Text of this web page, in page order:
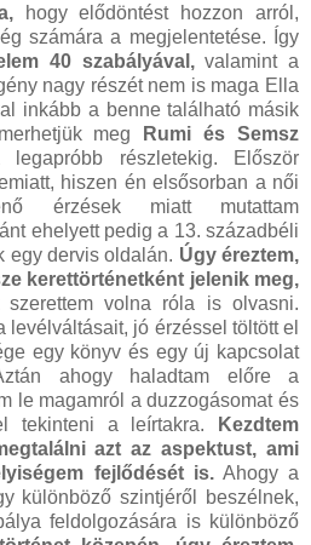
hogy elődöntést hozzon arról,
számára a megjelentetése. Így
40 szabályával,valamint a
nagy részét nem is maga Ella
inkább a benne található másik
meg
Rumi és Semsz
legapróbb részletekig. Először
hiszen én elsősorban a női
érzések miatt mutattam
ehelyett pedig a 13. századbéli
egy dervis oldalán. Úgy éreztem,
kerettörténetként jelenik meg,
szerettem volna róla is olvasni.
levélváltásait, jó érzéssel töltött el
egy könyv és egy új kapcsolat
ahogy haladtam előre a
le magamról a duzzogásomat és
tekinteni a leírtakra.
Kezdtem
azt az aspektust, ami
fejlődését is.Ahogy a
különböző szintjéről beszélnek,
feldolgozására is különböző